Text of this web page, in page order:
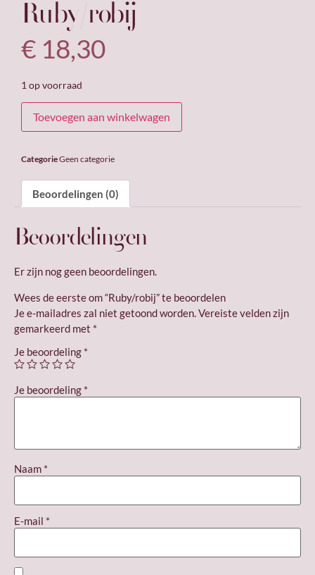
Ruby/robij
€ 18,30
1 op voorraad
Toevoegen aan winkelwagen
CategorieGeen categorie
Beoordelingen (0)
Beoordelingen
Er zijn nog geen beoordelingen.
Wees de eerste om “Ruby/robij” te beoordelen
Je e-mailadres zal niet getoond worden.Vereiste velden zijn
gemarkeerd met *
Je beoordeling *
Je beoordeling *
Naam *
E-mail *